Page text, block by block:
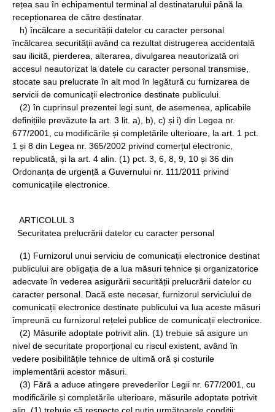
rețea sau în echipamentul terminal al destinatarului până la
recepționarea de către destinatar.
h) încălcare a securității datelor cu caracter personal
încălcarea securității având ca rezultat distrugerea accidentală
sau ilicită, pierderea, alterarea, divulgarea neautorizată ori
accesul neautorizat la datele cu caracter personal transmise,
stocate sau prelucrate în alt mod în legătură cu furnizarea de
servicii de comunicații electronice destinate publicului.
(2) în cuprinsul prezentei legi sunt, de asemenea, aplicabile
definițiile prevăzute la art. 3 lit. a), b), c) și i) din Legea nr.
677/2001, cu modificările și completările ulterioare, la art. 1 pct.
1 și 8 din Legea nr. 365/2002 privind comerțul electronic,
republicată, și la art. 4 alin. (1) pct. 3, 6, 8, 9, 10 și 36 din
Ordonanța de urgență a Guvernului nr. 111/2011 privind
comunicațiile electronice.
ARTICOLUL 3
Securitatea prelucrării datelor cu caracter personal
(1) Furnizorul unui serviciu de comunicații electronice destinat
publicului are obligația de a lua măsuri tehnice și organizatorice
adecvate în vederea asigurării securității prelucrării datelor cu
caracter personal. Dacă este necesar, furnizorul serviciului de
comunicații electronice destinate publicului va lua aceste măsuri
împreună cu furnizorul rețelei publice de comunicații electronice.
(2) Măsurile adoptate potrivit alin. (1) trebuie să asigure un
nivel de securitate proporțional cu riscul existent, având în
vedere posibilitățile tehnice de ultimă oră și costurile
implementării acestor măsuri.
(3) Fără a aduce atingere prevederilor Legii nr. 677/2001, cu
modificările și completările ulterioare, măsurile adoptate potrivit